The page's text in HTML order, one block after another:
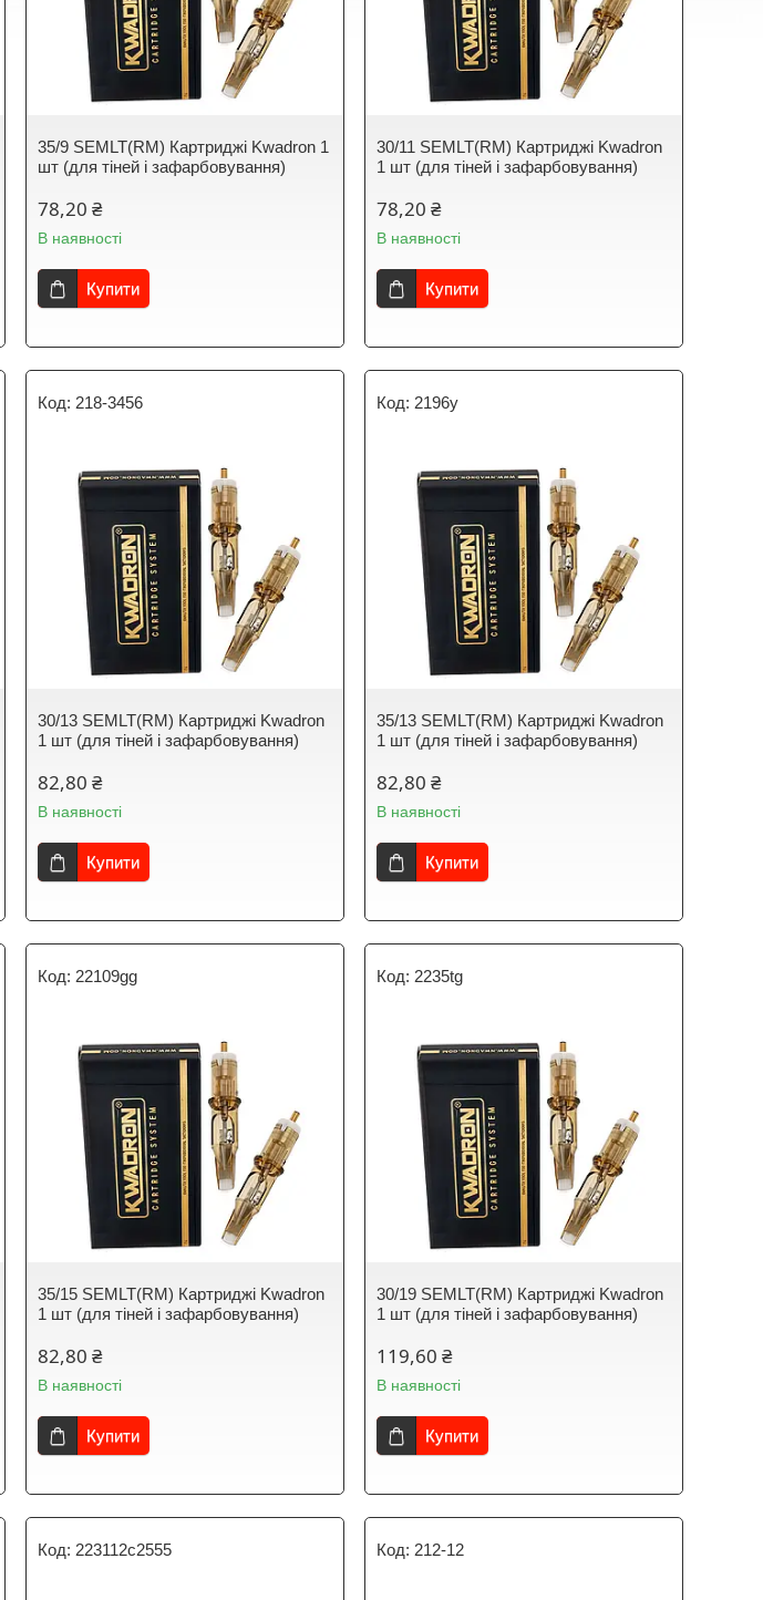
35/9 SEMLT(RM) Картриджі Kwadron 1
шт (для тіней і зафарбовування)
78,20 ₴
В наявності
Купити
30/11 SEMLT(RM) Картриджі Kwadron
1 шт (для тіней і зафарбовування)
78,20 ₴
В наявності
Купити
218-3456
30/13 SEMLT(RM) Картриджі Kwadron
1 шт (для тіней і зафарбовування)
82,80 ₴
В наявності
Купити
2196y
35/13 SEMLT(RM) Картриджі Kwadron
1 шт (для тіней і зафарбовування)
82,80 ₴
В наявності
Купити
22109gg
35/15 SEMLT(RM) Картриджі Kwadron
1 шт (для тіней і зафарбовування)
82,80 ₴
В наявності
Купити
2235tg
30/19 SEMLT(RM) Картриджі Kwadron
1 шт (для тіней і зафарбовування)
119,60 ₴
В наявності
Купити
223112c2555 212-12